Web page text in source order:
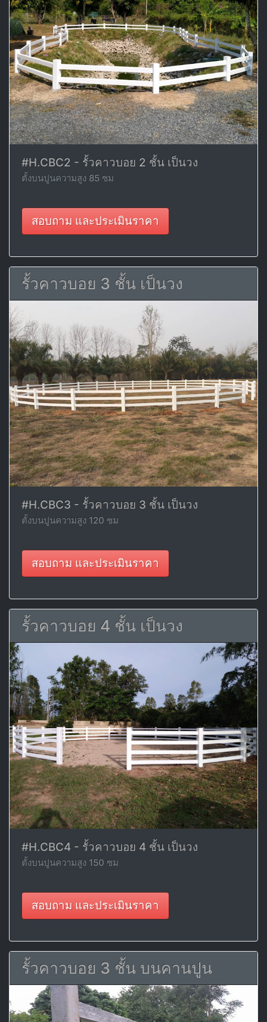
#H.CBC2 - รั้วคาวบอย 2 ชั้น เป็นวง
ตั้งบนปูนความสูง 85 ซม
สอบถาม และประเมินราคา
รั้วคาวบอย 3 ชั้น เป็นวง
#H.CBC3 - รั้วคาวบอย 3 ชั้น เป็นวง
ตั้งบนปูนความสูง 120 ซม
สอบถาม และประเมินราคา
รั้วคาวบอย 4 ชั้น เป็นวง
#H.CBC4 - รั้วคาวบอย 4 ชั้น เป็นวง
ตั้งบนปูนความสูง 150 ซม
สอบถาม และประเมินราคา
รั้วคาวบอย 3 ชั้น บนคานปูน